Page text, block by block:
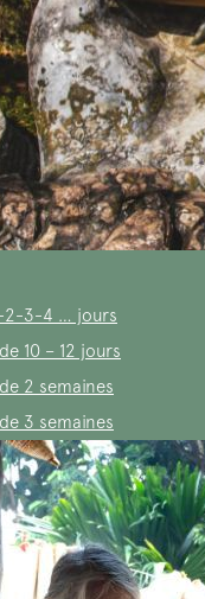
2-3-4 … jours
10 – 12 jours
2 semaines
3 semaines
vieille ville, dirigez-
Đằng au bord du
An à Cẩm Kim. Une
mènera à l’entrée